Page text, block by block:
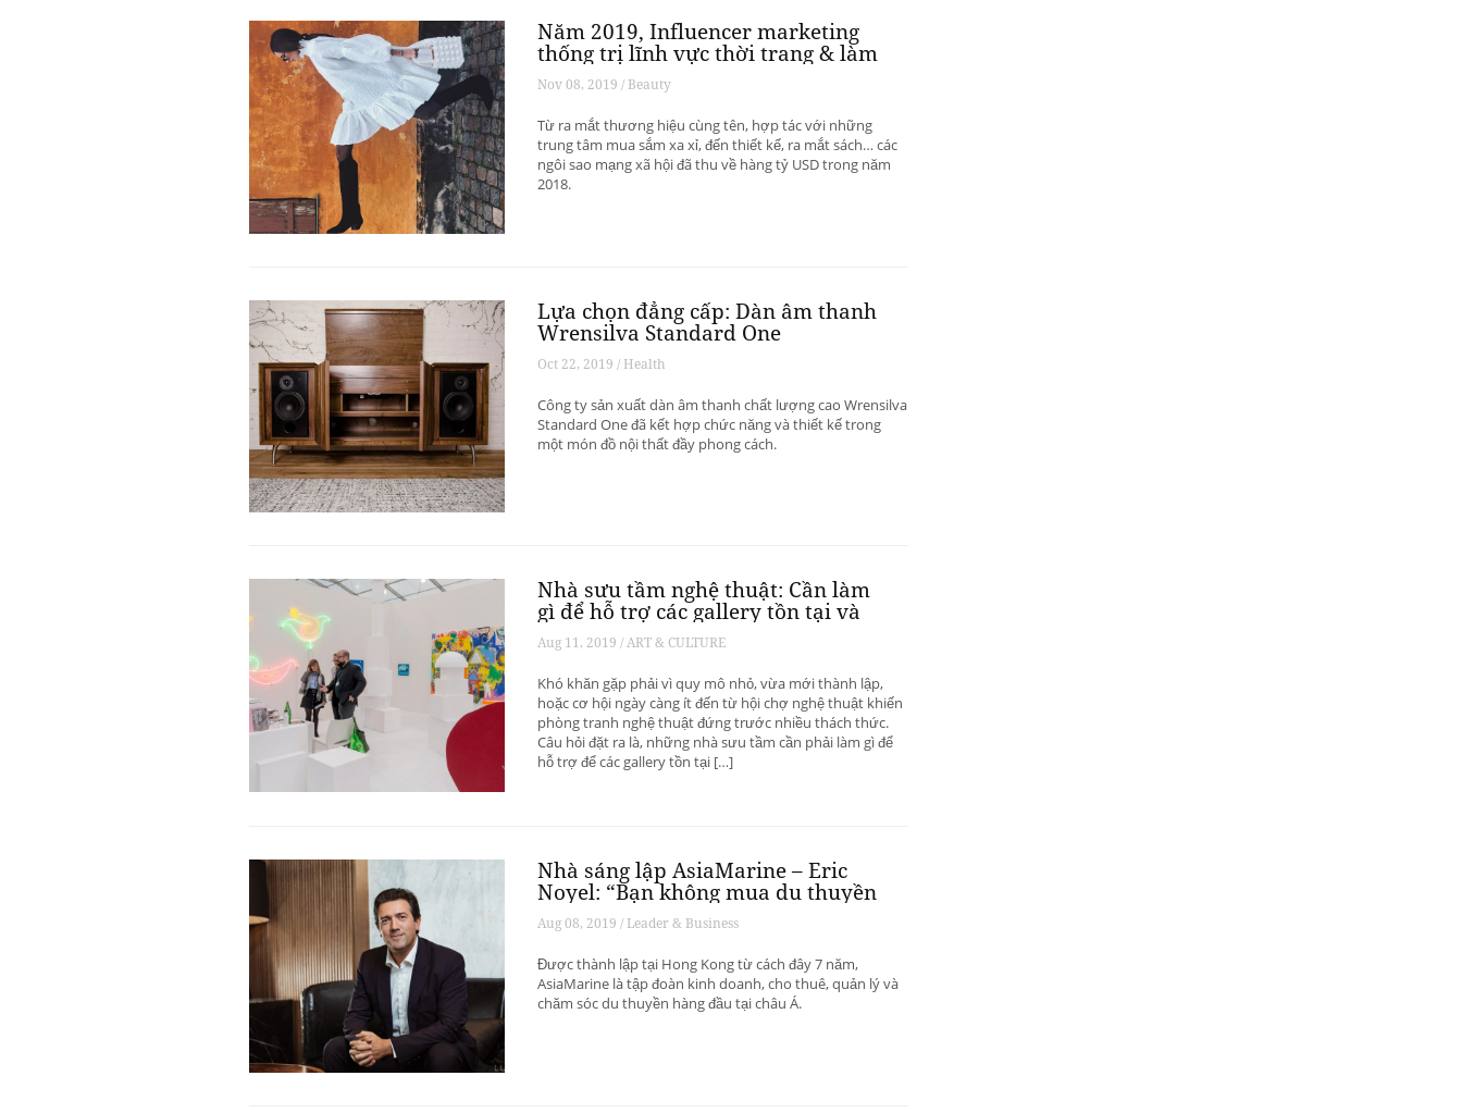
Năm 2019, Influencer marketing
thống trị lĩnh vực thời trang & làm
đẹp
Nov 08, 2019 / Beauty
Từ ra mắt thương hiệu cùng tên, hợp tác với những
trung tâm mua sắm xa xỉ, đến thiết kế, ra mắt sách… các
ngôi sao mạng xã hội đã thu về hàng tỷ USD trong năm
2018.
Lựa chọn đẳng cấp: Dàn âm thanh
Wrensilva Standard One
Oct 22, 2019 / Health
Công ty sản xuất dàn âm thanh chất lượng cao Wrensilva
Standard One đã kết hợp chức năng và thiết kế trong
một món đồ nội thất đầy phong cách.
Nhà sưu tầm nghệ thuật: Cần làm
gì để hỗ trợ các gallery tồn tại và
phát triển? – Phần 1
Aug 11, 2019 / ART & CULTURE
Khó khăn gặp phải vì quy mô nhỏ, vừa mới thành lập,
hoặc cơ hội ngày càng ít đến từ hội chợ nghệ thuật khiến
phòng tranh nghệ thuật đứng trước nhiều thách thức.
Câu hỏi đặt ra là, những nhà sưu tầm cần phải làm gì để
hỗ trợ để các gallery tồn tại […]
Nhà sáng lập AsiaMarine – Eric
Noyel: “Bạn không mua du thuyền
để đầu tư sinh lời”
Aug 08, 2019 / Leader & Business
Được thành lập tại Hong Kong từ cách đây 7 năm,
AsiaMarine là tập đoàn kinh doanh, cho thuê, quản lý và
chăm sóc du thuyền hàng đầu tại châu Á.